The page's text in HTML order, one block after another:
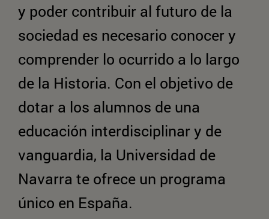
y poder contribuir al futuro de la
sociedad es necesario conocer y
comprender lo ocurrido a lo largo
de la Historia. Con el objetivo de
dotar a los alumnos de una
educación interdisciplinar y de
vanguardia, la Universidad de
Navarra te ofrece un programa
único en España.